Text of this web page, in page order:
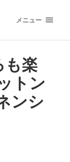
メニュー
楽
トン
ンシ